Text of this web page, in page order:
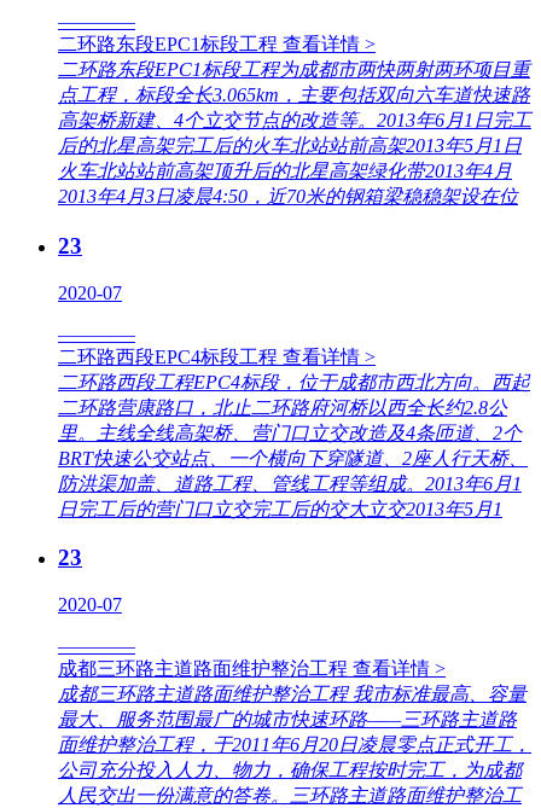
————
二环路东段EPC1标段工程 查看详情 >
二环路东段EPC1标段工程为成都市两快两射两环项目重
点工程，标段全长3.065km，主要包括双向六车道快速路
高架桥新建、4个立交节点的改造等。2013年6月1日完工
后的北星高架完工后的火车北站站前高架2013年5月1日
火车北站站前高架顶升后的北星高架绿化带2013年4月
2013年4月3日凌晨4:50，近70米的钢箱梁稳稳架设在位
23
2020-07
————
二环路西段EPC4标段工程 查看详情 >
二环路西段工程EPC4标段，位于成都市西北方向。西起
二环路营康路口，北止二环路府河桥以西全长约2.8公
里。主线全线高架桥、营门口立交改造及4条匝道、2个
BRT快速公交站点、一个横向下穿隧道、2座人行天桥、
防洪渠加盖、道路工程、管线工程等组成。2013年6月1
日完工后的营门口立交完工后的交大立交2013年5月1
23
2020-07
————
成都三环路主道路面维护整治工程 查看详情 >
成都三环路主道路面维护整治工程 我市标准最高、容量
最大、服务范围最广的城市快速环路——三环路主道路
面维护整治工程，于2011年6月20日凌晨零点正式开工，
公司充分投入人力、物力，确保工程按时完工，为成都
人民交出一份满意的答卷。三环路主道路面维护整治工